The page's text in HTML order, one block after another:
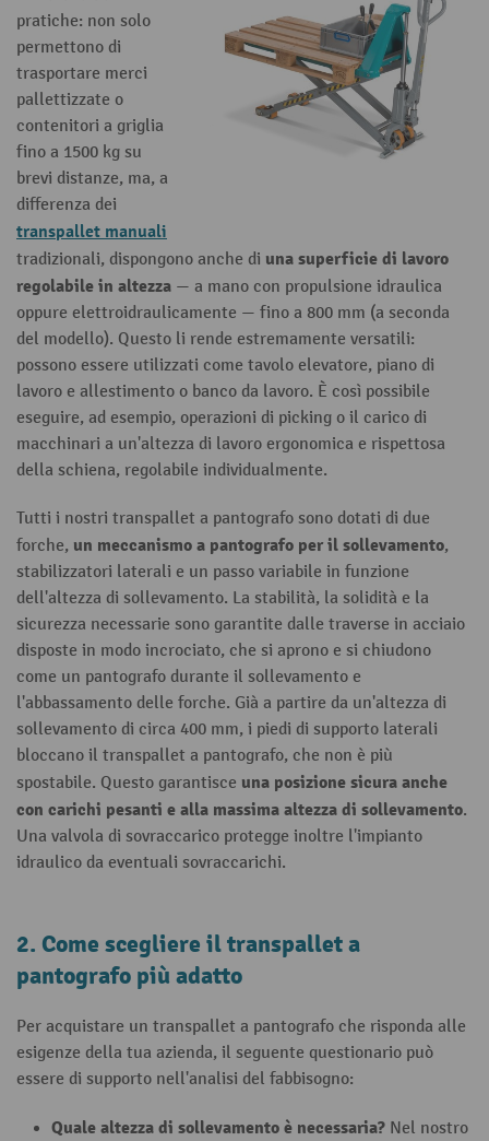
pratiche: non solo
permettono di
trasportare merci
pallettizzate o
contenitori a griglia
fino a 1500 kg su
brevi distanze, ma, a
differenza dei
transpallet manuali
tradizionali, dispongono anche di una superficie di lavoro
regolabile in altezza — a mano con propulsione idraulica
oppure elettroidraulicamente — fino a 800 mm (a seconda
del modello). Questo li rende estremamente versatili:
possono essere utilizzati come tavolo elevatore, piano di
lavoro e allestimento o banco da lavoro. È così possibile
eseguire, ad esempio, operazioni di picking o il carico di
macchinari a un'altezza di lavoro ergonomica e rispettosa
della schiena, regolabile individualmente.
Tutti i nostri transpallet a pantografo sono dotati di due
forche, un meccanismo a pantografo per il sollevamento,
stabilizzatori laterali e un passo variabile in funzione
dell'altezza di sollevamento. La stabilità, la solidità e la
sicurezza necessarie sono garantite dalle traverse in acciaio
disposte in modo incrociato, che si aprono e si chiudono
come un pantografo durante il sollevamento e
l'abbassamento delle forche. Già a partire da un'altezza di
sollevamento di circa 400 mm, i piedi di supporto laterali
bloccano il transpallet a pantografo, che non è più
spostabile. Questo garantisce una posizione sicura anche
con carichi pesanti e alla massima altezza di sollevamento.
Una valvola di sovraccarico protegge inoltre l'impianto
idraulico da eventuali sovraccarichi.
2. Come scegliere il transpallet a
pantografo più adatto
Per acquistare un transpallet a pantografo che risponda alle
esigenze della tua azienda, il seguente questionario può
essere di supporto nell'analisi del fabbisogno:
Quale altezza di sollevamento è necessaria? Nel nostro